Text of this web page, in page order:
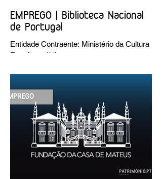
EMPREGO | Biblioteca Nacional
de Portugal
Entidade Contraente: Ministério da Cultura
Funções públicas por tempo
trabalho: execução de intervenções de
conservação e restauro; restauro de
encadernação antiga e/ou corrente;
realização de acondicionamentos para as
espécies bibliográficas intervencionadas;
execução dos programas de conservação
preventiva; produção de fichas de